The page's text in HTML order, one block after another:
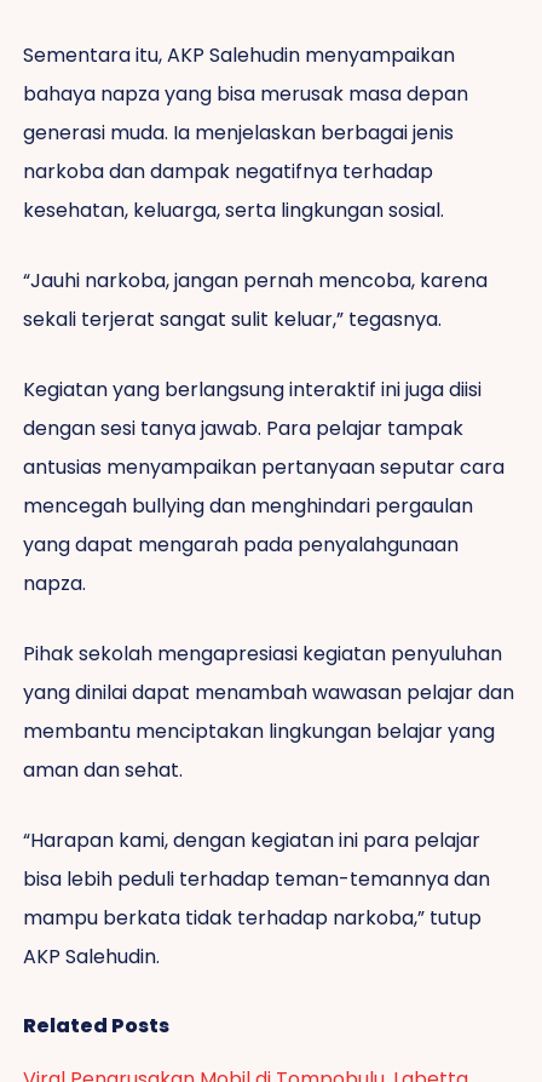
Sementara itu, AKP Salehudin menyampaikan
bahaya napza yang bisa merusak masa depan
generasi muda. Ia menjelaskan berbagai jenis
narkoba dan dampak negatifnya terhadap
kesehatan, keluarga, serta lingkungan sosial.
“Jauhi narkoba, jangan pernah mencoba, karena
sekali terjerat sangat sulit keluar,” tegasnya.
Kegiatan yang berlangsung interaktif ini juga diisi
dengan sesi tanya jawab. Para pelajar tampak
antusias menyampaikan pertanyaan seputar cara
mencegah bullying dan menghindari pergaulan
yang dapat mengarah pada penyalahgunaan
napza.
Pihak sekolah mengapresiasi kegiatan penyuluhan
yang dinilai dapat menambah wawasan pelajar dan
membantu menciptakan lingkungan belajar yang
aman dan sehat.
“Harapan kami, dengan kegiatan ini para pelajar
bisa lebih peduli terhadap teman-temannya dan
mampu berkata tidak terhadap narkoba,” tutup
AKP Salehudin.
Related Posts